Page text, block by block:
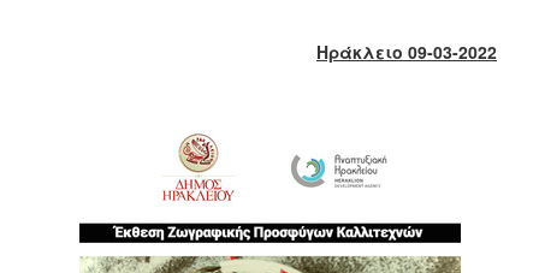
2010
Ηράκλειο 09-03-2022